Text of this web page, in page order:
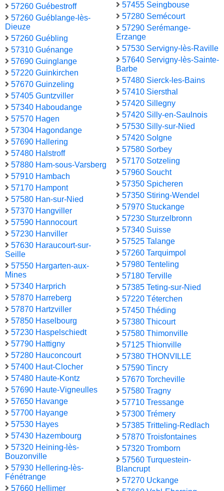
57260 Guébestroff
57260 Guéblange-lès-
Dieuze
57260 Guébling
57310 Guénange
57690 Guinglange
57220 Guinkirchen
57670 Guinzeling
57405 Guntzviller
57340 Haboudange
57570 Hagen
57304 Hagondange
57690 Hallering
57480 Halstroff
57880 Ham-sous-Varsberg
57910 Hambach
57170 Hampont
57580 Han-sur-Nied
57370 Hangviller
57590 Hannocourt
57230 Hanviller
57630 Haraucourt-sur-
Seille
57550 Hargarten-aux-
Mines
57340 Harprich
57870 Harreberg
57870 Hartzviller
57850 Haselbourg
57230 Haspelschiedt
57790 Hattigny
57280 Hauconcourt
57400 Haut-Clocher
57480 Haute-Kontz
57690 Haute-Vigneulles
57650 Havange
57700 Hayange
57530 Hayes
57430 Hazembourg
57320 Heining-lès-
Bouzonville
57930 Hellering-lès-
Fénétrange
57660 Hellimer
57455 Seingbouse
57280 Semécourt
57290 Serémange-
Erzange
57530 Servigny-lès-Raville
57640 Servigny-lès-Sainte-
Barbe
57480 Sierck-les-Bains
57410 Siersthal
57420 Sillegny
57420 Silly-en-Saulnois
57530 Silly-sur-Nied
57420 Solgne
57580 Sorbey
57170 Sotzeling
57960 Soucht
57350 Spicheren
57350 Stiring-Wendel
57970 Stuckange
57230 Sturzelbronn
57340 Suisse
57525 Talange
57260 Tarquimpol
57980 Tenteling
57180 Terville
57385 Teting-sur-Nied
57220 Téterchen
57450 Théding
57380 Thicourt
57580 Thimonville
57125 Thionville
57380 THONVILLE
57590 Tincry
57670 Torcheville
57580 Tragny
57710 Tressange
57300 Trémery
57385 Tritteling-Redlach
57870 Troisfontaines
57320 Tromborn
57560 Turquestein-
Blancrupt
57270 Uckange